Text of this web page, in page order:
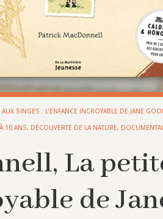
AUX SINGES : L’ENFANCE INCROYABLE DE JANE
10 ANS, DÉCOUVERTE DE LA NATURE,
La
de